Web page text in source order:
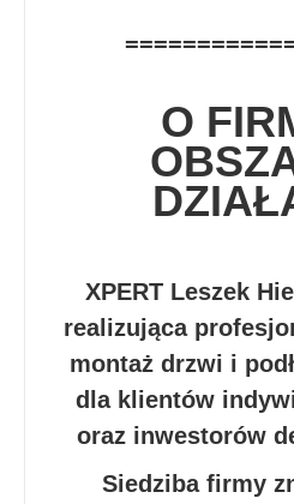
O
XPERT Leszek
realizująca
montaż drzwi i
dla klientów
oraz inwestorów
Siedziba firmy